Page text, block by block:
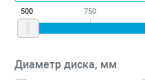
500 750
Диаметр диска, мм